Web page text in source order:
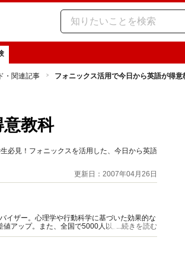
・関連記事 フォニックス活用で今日から英語が得意
教科
必見！フォニックスを活用した、今日から英語
更新日：2007年04月26日
イザー。心理学や行動科学に基づいた効果的な
アップ。また、全国で5000人以上の高校生や
きた。
...続きを読む